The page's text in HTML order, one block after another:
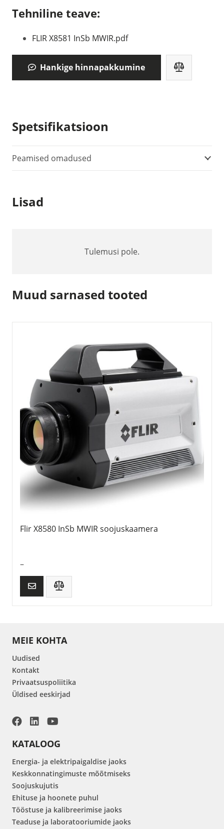
Tehniline teave:
FLIR X8581 InSb MWIR.pdf
Hankige hinnapakkumine
Spetsifikatsioon
Peamised omadused
Lisad
Tulemusi pole.
Muud sarnased tooted
Flir X8580 InSb MWIR soojuskaamera
–
MEIE KOHTA
Uudised
Kontakt
Privaatsuspoliitika
Üldised eeskirjad
KATALOOG
Energia- ja elektripaigaldise jaoks
Keskkonnatingimuste mõõtmiseks
Soojuskujutis
Ehituse ja hoonete puhul
Tööstuse ja kalibreerimise jaoks
Teaduse ja laboratooriumide jaoks